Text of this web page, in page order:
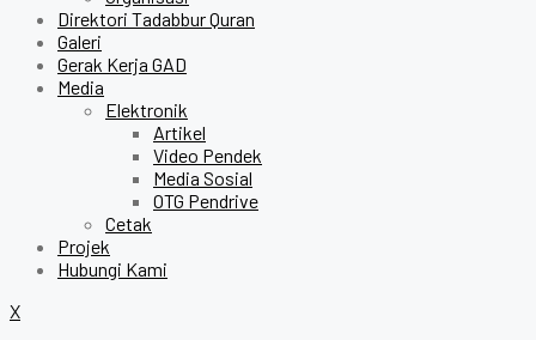
Direktori Tadabbur Quran
Galeri
Gerak Kerja GAD
Media
Elektronik
Artikel
Video Pendek
Media Sosial
OTG Pendrive
Cetak
Projek
Hubungi Kami
X